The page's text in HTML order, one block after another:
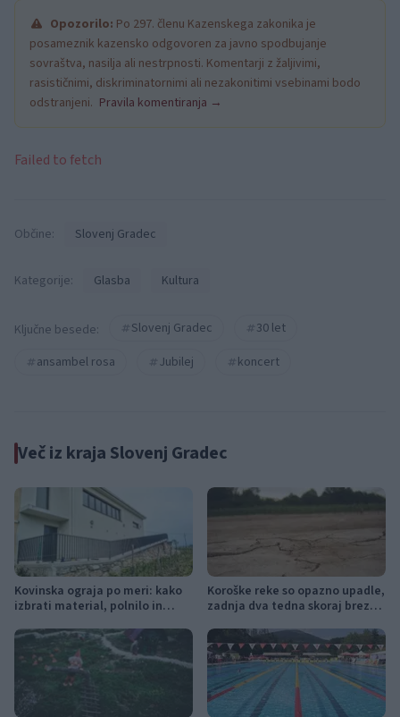
Opozorilo: Po 297. členu Kazenskega zakonika je
posameznik kazensko odgovoren za javno spodbujanje
sovraštva, nasilja ali nestrpnosti. Komentarji z žaljivimi,
rasističnimi, diskriminatornimi ali nezakonitimi vsebinami bodo
odstranjeni. Pravila komentiranja →
Failed to fetch
Občine: Slovenj Gradec
Kategorije: Glasba Kultura
Ključne besede: Slovenj Gradec
30 let
ansambel rosa
Jubilej koncert
Več iz kraja Slovenj Gradec
Kovinska ograja po meri: kako
izbrati material, polnilo in
Koroške reke so opazno upadle,
zadnja dva tedna skoraj brez